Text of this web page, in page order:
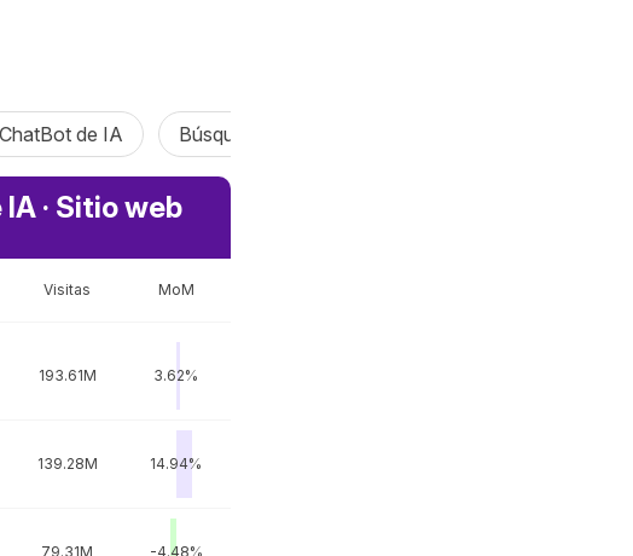
ChatBot de IA Búsqueda de IA
· Sitio web
Visitas MoM
193.61M 3.62%
139.28M 14.94%
79.31M -4.48%